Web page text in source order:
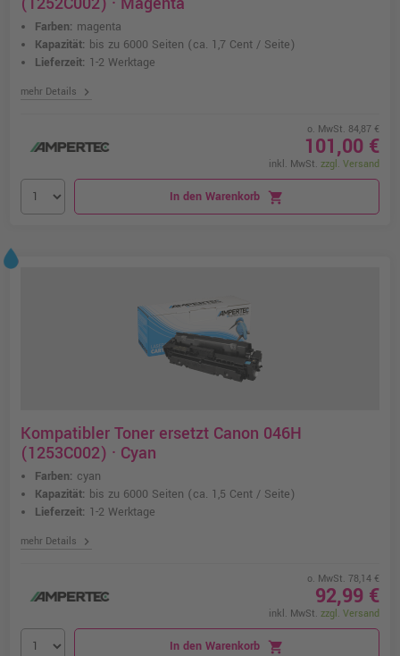
Farben: magenta
Kapazität: bis zu 6000 Seiten (ca. 1,7 Cent / Seite)
Lieferzeit: 1-2 Werktage
mehr Details chevron_right
o. MwSt. 84,87 €
101,00 €
inkl. MwSt. zzgl. Versand
In den Warenkorb shopping_cart
Kompatibler Toner ersetzt Canon 046H
(1253C002) · Cyan
Farben: cyan
Kapazität: bis zu 6000 Seiten (ca. 1,5 Cent / Seite)
Lieferzeit: 1-2 Werktage
mehr Details chevron_right
o. MwSt. 78,14 €
92,99 €
inkl. MwSt. zzgl. Versand
In den Warenkorb shopping_cart